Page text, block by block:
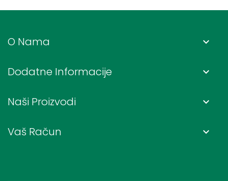
O Nama keyboard_arrow_down
Dodatne Informacije keyboard_arrow_down
Naši Proizvodi keyboard_arrow_down
Vaš Račun keyboard_arrow_down